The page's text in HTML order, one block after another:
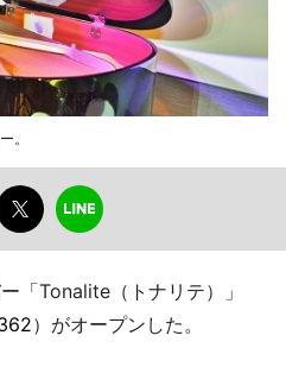
。
「Tonalite（トナリテ）」
）がオープンした。